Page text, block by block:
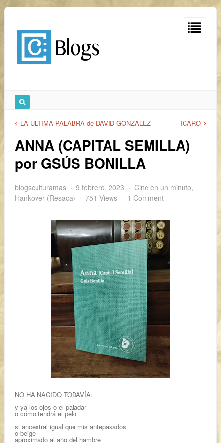
LA ÚLTIMA PALABRA de DAVID GONZÁLEZ ÍCARO
ANNA (CAPITAL SEMILLA)
por GSÚS BONILLA
blogsculturamas 9 febrero, 2023 Cine en un minuto,
Hankover (Resaca)
751 Views 1 Comment
NO HA NACIDO TODAVÍA:
y ya los ojos o el paladar
o cómo tendrá el pelo
si ancestral igual que mis antepasados
o beige
aproximado al año del hambre